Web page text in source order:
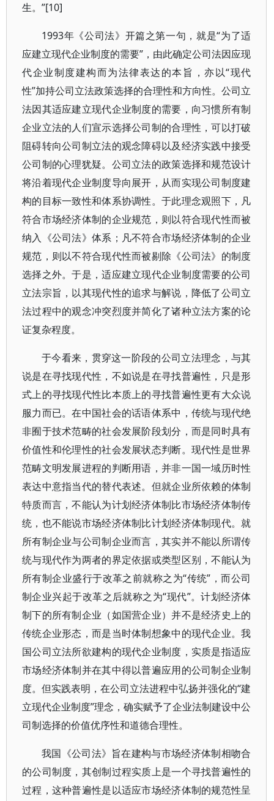
生。”[10]
1993年《公司法》开篇之第一句，就是“为了适
应建立现代企业制度的需要”，由此确定公司法因应现
代企业制度建构而为法律表达的本旨，亦以“现代
性”加持公司立法政策选择的合理性和方向性。公司立
法因其适应建立现代企业制度的需要，向习惯所有制
企业立法的人们宣示选择公司制的合理性，可以打破
阻碍转向公司制立法的观念障碍以及经济实践中接受
公司制的心理犹疑。公司立法的政策选择和规范设计
将沿着现代企业制度导向展开，从而实现公司制度建
构的目标一致性和体系协调性。于此理念观照下，凡
符合市场经济体制的企业规范，则以符合现代性而被
纳入《公司法》体系；凡不符合市场经济体制的企业
规范，则以不符合现代性而被剔除《公司法》的制度
选择之外。于是，适应建立现代企业制度需要的公司
立法宗旨，以其现代性的追求与解说，降低了公司立
法过程中的观念冲突烈度并简化了诸种立法方案的论
证复杂程度。
于今看来，贯穿这一阶段的公司立法理念，与其
说是在寻找现代性，不如说是在寻找普遍性，只是形
式上的寻找现代性比本质上的寻找普遍性更有大众说
服力而已。在中国社会的话语体系中，传统与现代绝
非囿于技术范畴的社会发展阶段划分，而是同时具有
价值性和伦理性的社会发展状态判断。现代性是世界
范畴文明发展进程的判断用语，并非一国一域历时性
表达中意指当代的替代表述。但就企业所依赖的体制
特质而言，不能认为计划经济体制比市场经济体制传
统，也不能说市场经济体制比计划经济体制现代。就
所有制企业与公司制企业而言，其实并不能以所谓传
统与现代作为两者的界定依据或类型区别，不能认为
所有制企业盛行于改革之前就称之为“传统”，而公司
制企业兴起于改革之后就称之为“现代”。计划经济体
制下的所有制企业（如国营企业）并不是经济史上的
传统企业形态，而是当时体制想象中的现代企业。我
国公司立法所欲建构的现代企业制度，实质是指适应
市场经济体制并在其中得以普遍应用的公司制企业制
度。但实践表明，在公司立法进程中弘扬并强化的“建
立现代企业制度”理念，确实赋予了企业法制建设中公
司制选择的价值优序性和道德合理性。
我国《公司法》旨在建构与市场经济体制相吻合
的公司制度，其创制过程实质上是一个寻找普遍性的
过程，这种普遍性是以适应市场经济体制的规范性呈